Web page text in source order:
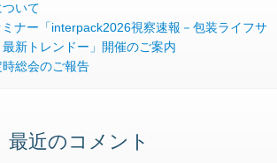
いて
ミナー「interpack2026視察速報－包装ライフサ
新トレンドー」開催のご案内
総会のご報告
最近のコメント